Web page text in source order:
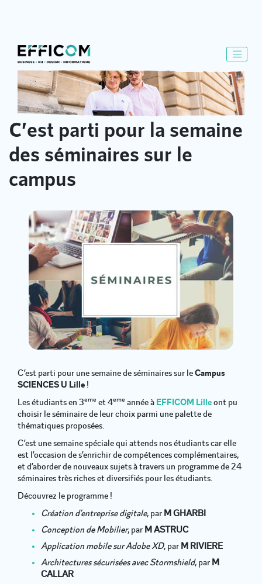
C’est parti pour la semaine
des séminaires sur le
campus
C’est parti pour une semaine de séminaires sur leCampus
SCIENCES U Lille !
Les étudiants en 3eme et 4eme année à EFFICOM Lilleont pu
choisir le séminaire de leur choix parmi une palette de
thématiques proposées.
C’est une semaine spéciale qui attends nos étudiants car elle
est l’occasion de s’enrichir de compétences complémentaires,
et d’aborder de nouveaux sujets à travers un programme de 24
séminaires très riches et diversifiés pour les étudiants.
Découvrez le programme !
Création d’entreprise digitale, par M GHARBI
Conception de Mobilier, par M ASTRUC
Application mobile sur Adobe XD, par M RIVIERE
Architectures sécurisées avec Stormshield, par M
CALLAR